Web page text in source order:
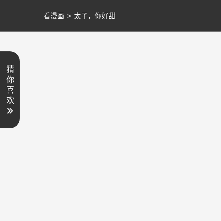
看漫画 > 太子，你好甜
猜
你
喜
欢